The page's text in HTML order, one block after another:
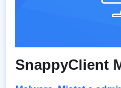
SnappyClient